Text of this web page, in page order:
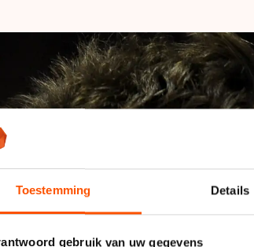
Toestemming Details
gebruik van uw gegevens